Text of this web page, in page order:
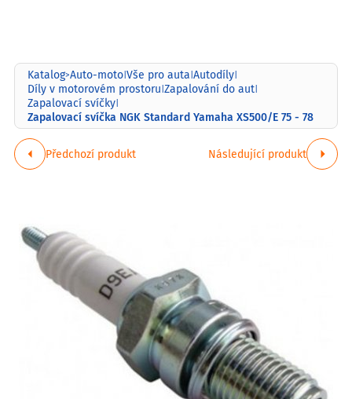
Katalog>Auto-moto|Vše pro auta|Autodíly|
Díly v motorovém prostoru|Zapalování do aut|
Zapalovací svíčky|
Zapalovací svíčka NGK Standard Yamaha XS500/E 75 - 78
Předchozí produkt Následující produkt